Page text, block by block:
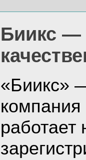
Биикс —
«Биикс»
компания
работает